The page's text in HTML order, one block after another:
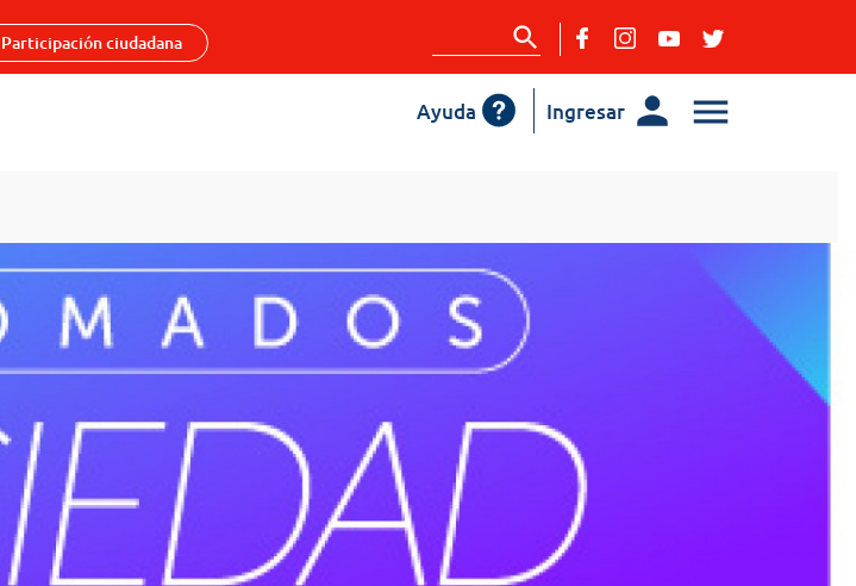
Participación ciudadana
Ingresar
Ayuda